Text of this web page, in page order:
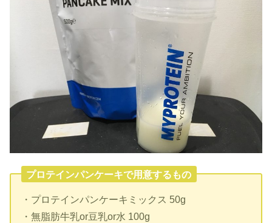
プロテインパンケーキで用意するもの
・プロテインパンケーキミックス 50g
・無脂肪牛乳or豆乳or水 100g